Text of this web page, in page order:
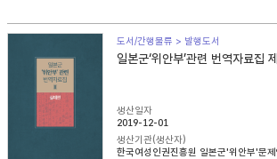
도서/간행물류 > 발행도서
일본군‘위안부’관련 번역자료집
생산일자
2019-12-01
생산기관(생산자)
한국여성인권진흥원 일본군'위안부'문